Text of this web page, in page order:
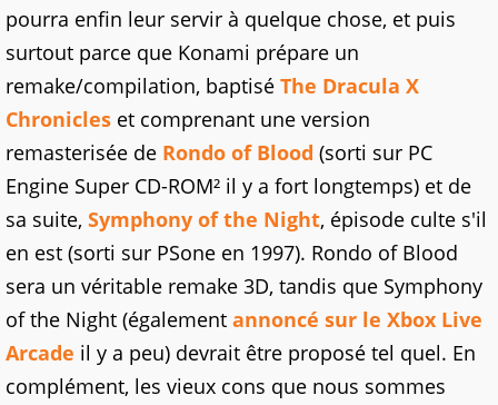
pourra enfin leur servir à quelque chose, et puis
surtout parce que Konami prépare un
remake/compilation, baptisé The Dracula X
Chronicles et comprenant une version
remasterisée de Rondo of Blood (sorti sur PC
Engine Super CD-ROM² il y a fort longtemps) et de
sa suite, Symphony of the Night, épisode culte s'il
en est (sorti sur PSone en 1997). Rondo of Blood
sera un véritable remake 3D, tandis que Symphony
of the Night (également annoncé sur le Xbox Live
Arcade il y a peu) devrait être proposé tel quel. En
complément, les vieux cons que nous sommes